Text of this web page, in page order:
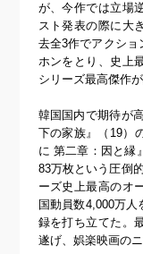
が、今作では立場
スト発表の際に大
去全3作でアクシ
ホンをとり、史上
シリーズ最高傑作が
韓国国内で期待が
下の家族』（19）
に 第二章：因と縁
83万枚という圧倒
ーズ史上最高のオ
国動員数4,000万
録を打ち立てた。
遂げ、娯楽映画の